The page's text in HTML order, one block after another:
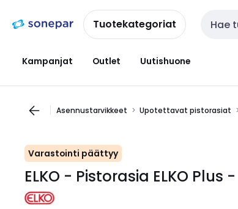
navigointiinsisältöönTuotekategoriat Haku
Kampanjat Outlet Uutishuone
Asennustarvikkeet Upotettavat pistorasiat
Varastointi päättyy
ELKO - Pistorasia ELKO Plus